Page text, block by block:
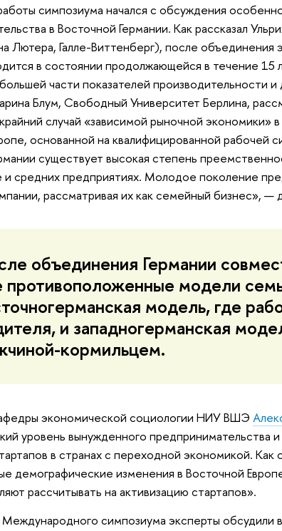
симпозиума начался с обсуждения
в Восточной Германии. Как рассказал
Лютера, Галле-Виттенберг), после объединения
в состоянии продолжающейся в течение 15
части показателей производительности
Блум, Свободный Университет Берлина,
случай «зависимой рыночной экономики»
основанной на квалифицированной рабочей
существует высокая степень
и средних предприятиях. Молодое поколение
рассматривая их как семейный бизнес», —
объединения Германии
противоположенные модели
модель, где
и западногерманская
кормильцем.
экономической социологии НИУ ВШЭ
уровень вынужденного предпринимательства
в странах с переходной экономикой. Как
демографические изменения в Восточной
рассчитывать на активизацию стартапов».
симпозиума эксперты обсудили